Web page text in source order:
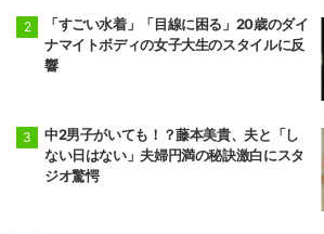
「すごい水着」「目線に困る」20歳のダイ
ナマイトボディの女子大生のスタイルに反
響
中2男子がいても！？藤本美貴、夫と「し
ない日はない」夫婦円満の秘訣激白にスタ
ジオ驚愕